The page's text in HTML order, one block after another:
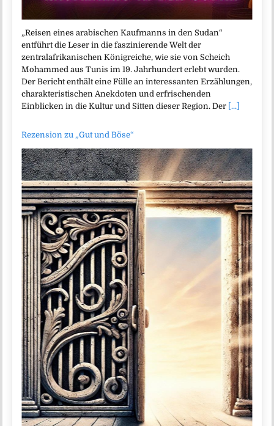
„Reisen eines arabischen Kaufmanns in den Sudan“
entführt die Leser in die faszinierende Welt der
zentralafrikanischen Königreiche, wie sie von Scheich
Mohammed aus Tunis im 19. Jahrhundert erlebt wurden.
Der Bericht enthält eine Fülle an interessanten Erzählungen,
charakteristischen Anekdoten und erfrischenden
Einblicken in die Kultur und Sitten dieser Region. Der [...]
Rezension zu „Gut und Böse“